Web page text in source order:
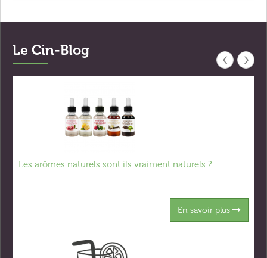
Le Cin-Blog ‹ ›
Les arômes naturels sont ils vraiment naturels ?
En savoir plus